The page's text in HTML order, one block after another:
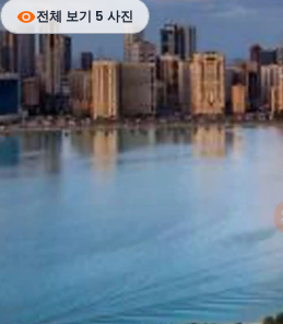
전체 보기 5 사진